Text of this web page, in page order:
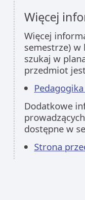
Więcej
Więcej
semestrze)
szukaj w
przedmiot
Dodatkowe
dostępne w
Strona